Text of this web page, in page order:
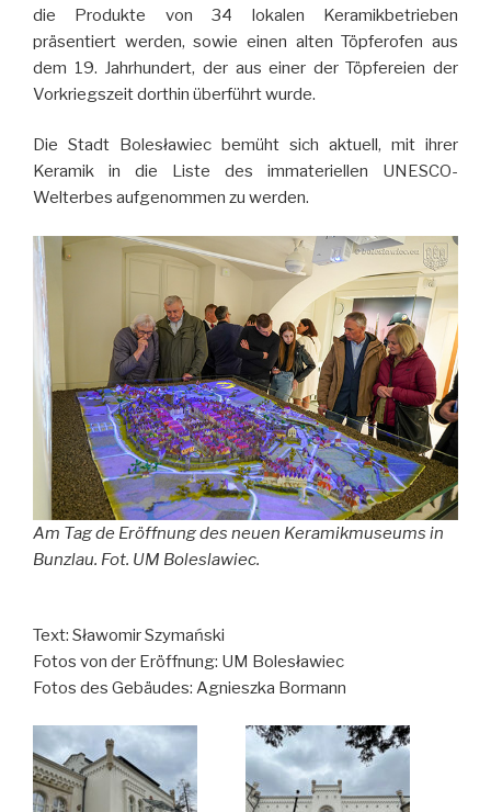
die Produkte von 34 lokalen Keramikbetrieben
präsentiert werden, sowie einen alten Töpferofen aus
dem 19. Jahrhundert, der aus einer der Töpfereien der
Vorkriegszeit dorthin überführt wurde.
Die Stadt Bolesławiec bemüht sich aktuell, mit ihrer
Keramik in die Liste des immateriellen UNESCO-
Welterbes aufgenommen zu werden.
Am Tag de Eröffnung des neuen Keramikmuseums in
Bunzlau. Fot. UM Boleslawiec.
Text: Sławomir Szymański
Fotos von der Eröffnung: UM Bolesławiec
Fotos des Gebäudes: Agnieszka Bormann